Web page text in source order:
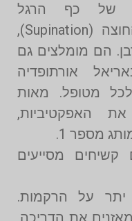
של כף הרגל
(Overpronation), קריסה החוצה (Supination),
הם מומלצים גם
אורתופדיה
מטופל. מאות
האפקטיביות,
קשיחים מסייעים
יתר על הרקמות.
את הדריכה,